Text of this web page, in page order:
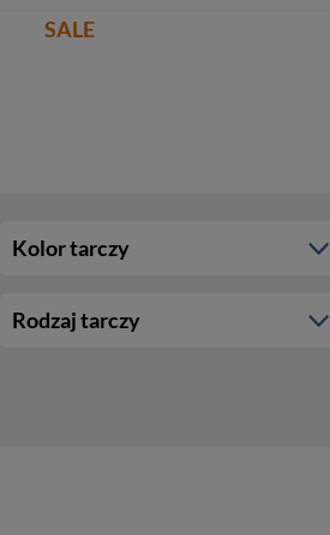
SALE
Kolor tarczy
Rodzaj tarczy